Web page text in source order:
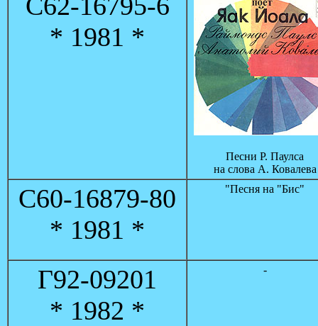
* 1981 *
Песни Р. Паулса
на слова А. Ковалева
С60-16879-80
* 1981 *
"Песня на "Бис"
Г92-09201
* 1982 *
-